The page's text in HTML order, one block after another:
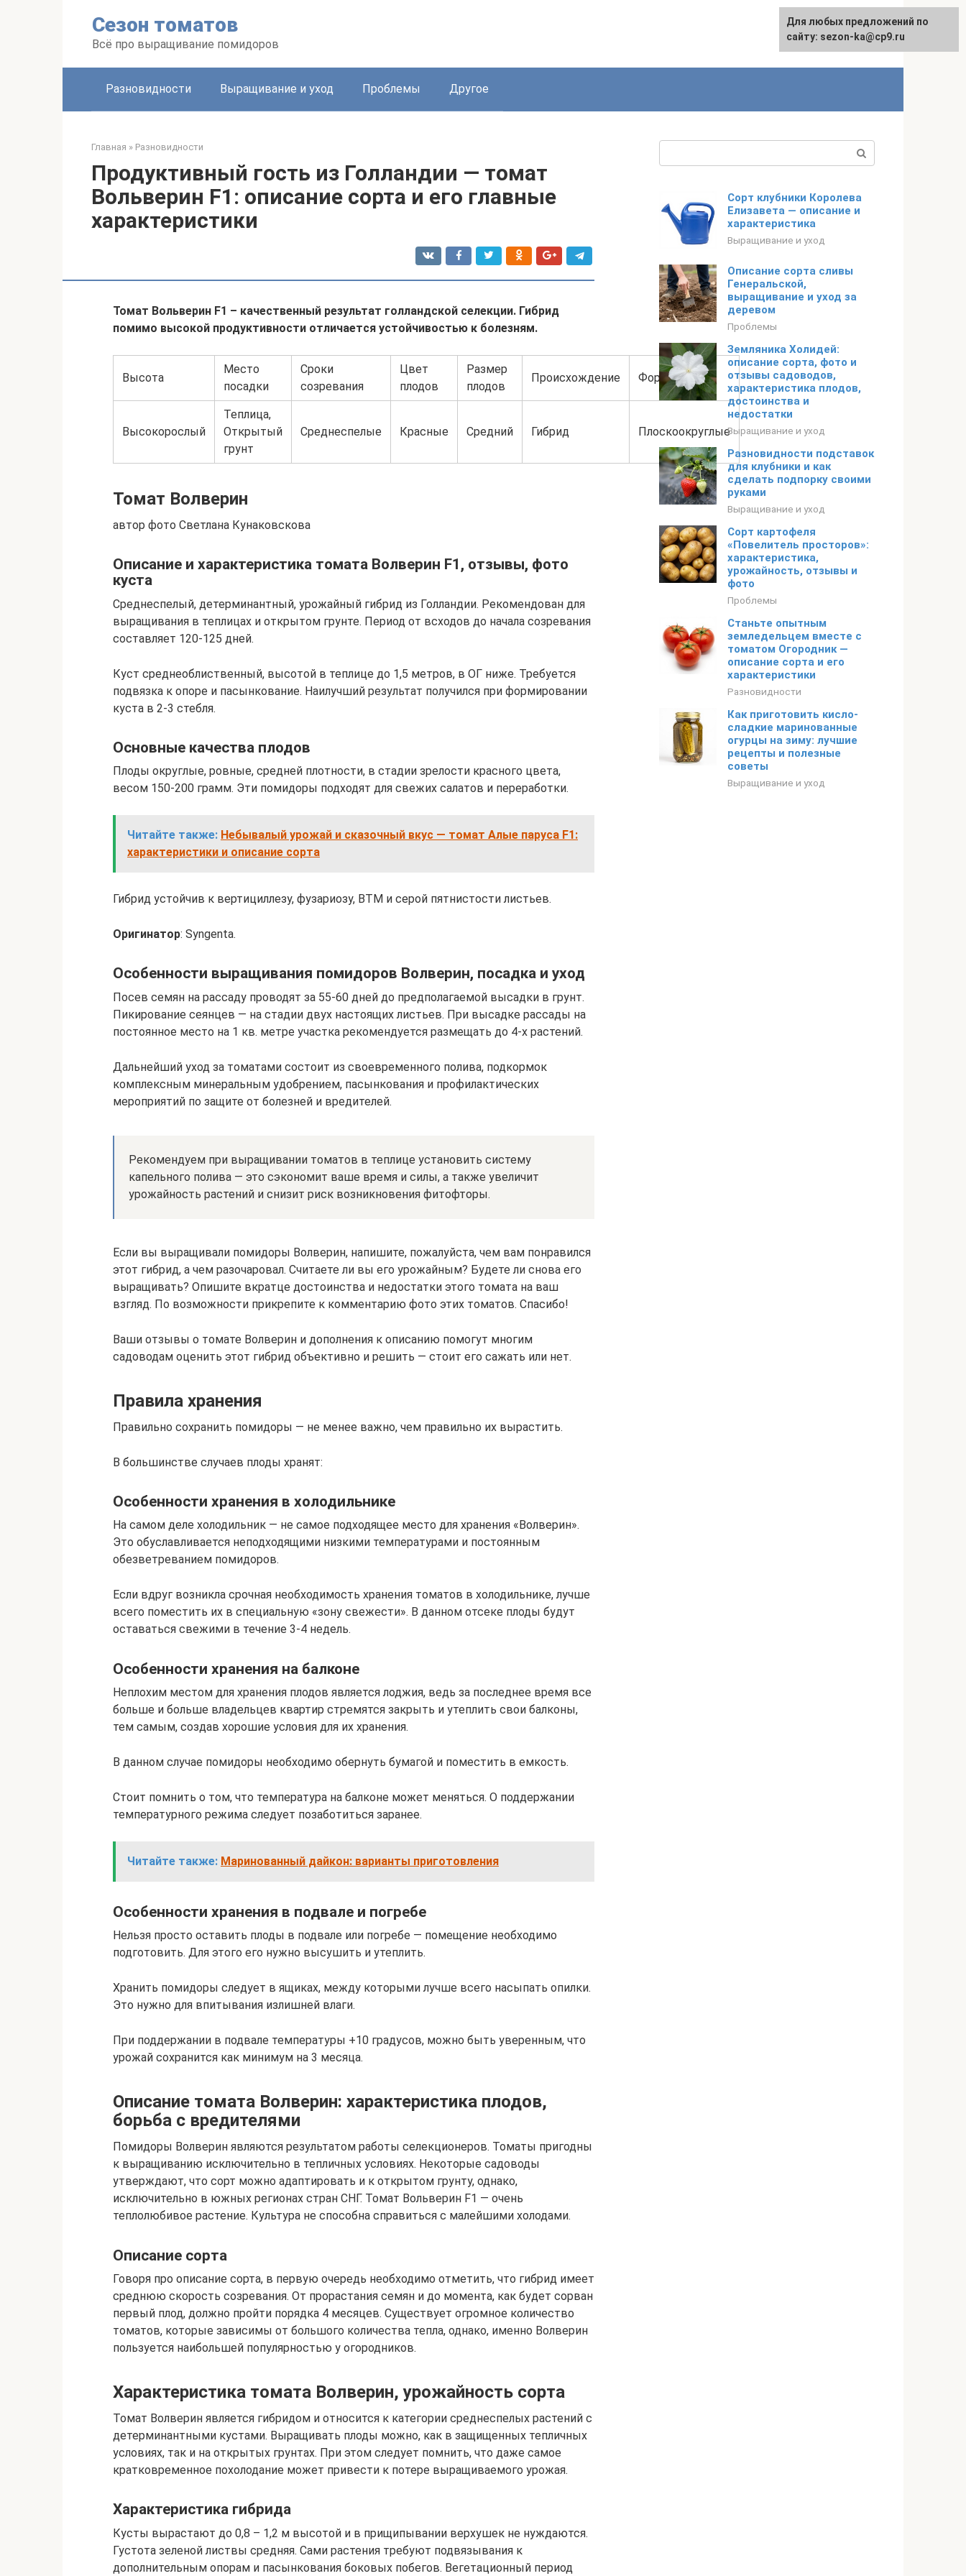
Сезон томатов
Всё про выращивание помидоров
Разновидности Выращивание и уход Проблемы Другое
Главная » Разновидности
Продуктивный гость из Голландии — томат
Вольверин F1: описание сорта и его главные
характеристики
Томат Вольверин F1 – качественный результат голландской селекции. Гибрид
помимо высокой продуктивности отличается устойчивостью к болезням.
Высота
Место
посадки
Сроки
созревания
Цвет
плодов
Размер
плодов
Происхождение Форма плода
Высокорослый
Теплица,
Открытый
грунт
Среднеспелые Красные Средний Гибрид Плоскоокруглые
Томат Волверин
автор фото Светлана Кунаковскова
Описание и характеристика томата Волверин F1, отзывы, фото
куста
Среднеспелый, детерминантный, урожайный гибрид из Голландии. Рекомендован для
выращивания в теплицах и открытом грунте. Период от всходов до начала созревания
составляет 120-125 дней.
Куст среднеоблиственный, высотой в теплице до 1,5 метров, в ОГ ниже. Требуется
подвязка к опоре и пасынкование. Наилучший результат получился при формировании
куста в 2-3 стебля.
Основные качества плодов
Плоды округлые, ровные, средней плотности, в стадии зрелости красного цвета,
весом 150-200 грамм. Эти помидоры подходят для свежих салатов и переработки.
Читайте также: Небывалый урожай и сказочный вкус — томат Алые паруса F1:
характеристики и описание сорта
Гибрид устойчив к вертициллезу, фузариозу, ВТМ и серой пятнистости листьев.
Оригинатор: Syngenta.
Особенности выращивания помидоров Волверин, посадка и уход
Посев семян на рассаду проводят за 55-60 дней до предполагаемой высадки в грунт.
Пикирование сеянцев — на стадии двух настоящих листьев. При высадке рассады на
постоянное место на 1 кв. метре участка рекомендуется размещать до 4-х растений.
Дальнейший уход за томатами состоит из своевременного полива, подкормок
комплексным минеральным удобрением, пасынкования и профилактических
мероприятий по защите от болезней и вредителей.
Рекомендуем при выращивании томатов в теплице установить систему
капельного полива — это сэкономит ваше время и силы, а также увеличит
урожайность растений и снизит риск возникновения фитофторы.
Если вы выращивали помидоры Волверин, напишите, пожалуйста, чем вам понравился
этот гибрид, а чем разочаровал. Считаете ли вы его урожайным? Будете ли снова его
выращивать? Опишите вкратце достоинства и недостатки этого томата на ваш
взгляд. По возможности прикрепите к комментарию фото этих томатов. Спасибо!
Ваши отзывы о томате Волверин и дополнения к описанию помогут многим
садоводам оценить этот гибрид объективно и решить — стоит его сажать или нет.
Правила хранения
Правильно сохранить помидоры — не менее важно, чем правильно их вырастить.
В большинстве случаев плоды хранят:
Особенности хранения в холодильнике
На самом деле холодильник — не самое подходящее место для хранения «Волверин».
Это обуславливается неподходящими низкими температурами и постоянным
обезветреванием помидоров.
Если вдруг возникла срочная необходимость хранения томатов в холодильнике, лучше
всего поместить их в специальную «зону свежести». В данном отсеке плоды будут
оставаться свежими в течение 3-4 недель.
Особенности хранения на балконе
Неплохим местом для хранения плодов является лоджия, ведь за последнее время все
больше и больше владельцев квартир стремятся закрыть и утеплить свои балконы,
тем самым, создав хорошие условия для их хранения.
В данном случае помидоры необходимо обернуть бумагой и поместить в емкость.
Стоит помнить о том, что температура на балконе может меняться. О поддержании
температурного режима следует позаботиться заранее.
Читайте также: Маринованный дайкон: варианты приготовления
Особенности хранения в подвале и погребе
Нельзя просто оставить плоды в подвале или погребе — помещение необходимо
подготовить. Для этого его нужно высушить и утеплить.
Хранить помидоры следует в ящиках, между которыми лучше всего насыпать опилки.
Это нужно для впитывания излишней влаги.
При поддержании в подвале температуры +10 градусов, можно быть уверенным, что
урожай сохранится как минимум на 3 месяца.
Описание томата Волверин: характеристика плодов,
борьба с вредителями
Помидоры Волверин являются результатом работы селекционеров. Томаты пригодны
к выращиванию исключительно в тепличных условиях. Некоторые садоводы
утверждают, что сорт можно адаптировать и к открытом грунту, однако,
исключительно в южных регионах стран СНГ. Томат Вольверин F1 — очень
теплолюбивое растение. Культура не способна справиться с малейшими холодами.
Описание сорта
Говоря про описание сорта, в первую очередь необходимо отметить, что гибрид имеет
среднюю скорость созревания. От прорастания семян и до момента, как будет сорван
первый плод, должно пройти порядка 4 месяцев. Существует огромное количество
томатов, которые зависимы от большого количества тепла, однако, именно Волверин
пользуется наибольшей популярностью у огородников.
Характеристика томата Волверин, урожайность сорта
Томат Волверин является гибридом и относится к категории среднеспелых растений с
детерминантными кустами. Выращивать плоды можно, как в защищенных тепличных
условиях, так и на открытых грунтах. При этом следует помнить, что даже самое
кратковременное похолодание может привести к потере выращиваемого урожая.
Характеристика гибрида
Кусты вырастают до 0,8 – 1,2 м высотой и в прищипывании верхушек не нуждаются.
Густота зеленой листвы средняя. Сами растения требуют подвязывания к
дополнительным опорам и пасынкования боковых побегов. Вегетационный период
Сорт клубники Королева
Елизавета — описание и
характеристика
Выращивание и уход
Описание сорта сливы
Генеральской,
выращивание и уход за
деревом
Проблемы
Земляника Холидей:
описание сорта, фото и
отзывы садоводов,
характеристика плодов,
достоинства и
недостатки
Выращивание и уход
Разновидности подставок
для клубники и как
сделать подпорку своими
руками
Выращивание и уход
Сорт картофеля
«Повелитель просторов»:
характеристика,
урожайность, отзывы и
фото
Проблемы
Станьте опытным
земледельцем вместе с
томатом Огородник —
описание сорта и его
характеристики
Разновидности
Как приготовить кисло-
сладкие маринованные
огурцы на зиму: лучшие
рецепты и полезные
советы
Выращивание и уход
Для любых предложений по
сайту: sezon-ka@cp9.ru